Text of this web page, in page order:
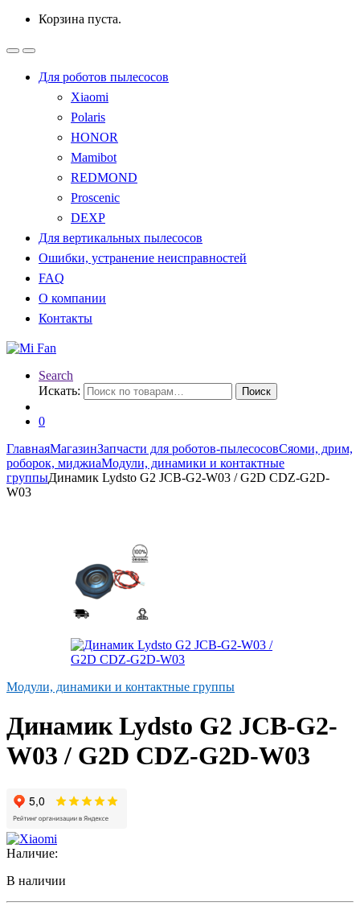
Корзина пуста.
Для роботов пылесосов
Xiaomi
Polaris
HONOR
Mamibot
REDMOND
Proscenic
DEXP
Для вертикальных пылесосов
Ошибки, устранение неисправностей
FAQ
О компании
Контакты
Search
Искать:
Поиск
0
ГлавнаяМагазинЗапчасти для роботов-пылесосовСяоми, дрим,
роборок, миджиаМодули, динамики и контактные
группыДинамик Lydsto G2 JCB-G2-W03 / G2D CDZ-G2D-
W03
Модули, динамики и контактные группы
Динамик Lydsto G2 JCB-G2-
W03 / G2D CDZ-G2D-W03
Наличие:
В наличии